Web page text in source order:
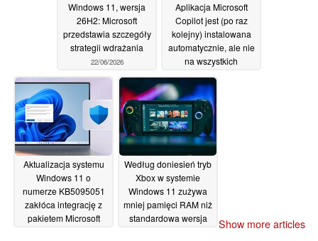
Windows 11, wersja
26H2: Microsoft
przedstawia szczegóły
strategii wdrażania
22/06/2026
Aplikacja Microsoft
Copilot jest (po raz
kolejny) instalowana
automatycznie, ale nie
na wszystkich
systemem Windows 11
22/06/2026
Aktualizacja systemu
Windows 11 o
numerze KB5095051
zakłóca integrację z
pakietem Microsoft
Według doniesień tryb
Xbox w systemie
Windows 11 zużywa
mniej pamięci RAM niż
standardowa wersja
Show more articles